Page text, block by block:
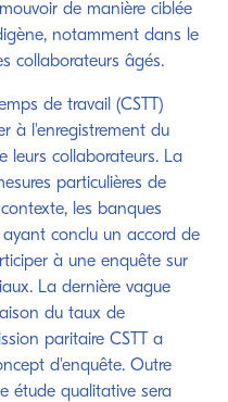
de manière ciblée
notamment dans le
collaborateurs âgés.
de travail (CSTT)
à l'enregistrement du
leurs collaborateurs. La
particulières de
les banques
conclu un accord de
à une enquête sur
La dernière vague
du taux de
paritaire CSTT a
d'enquête. Outre
étude qualitative sera